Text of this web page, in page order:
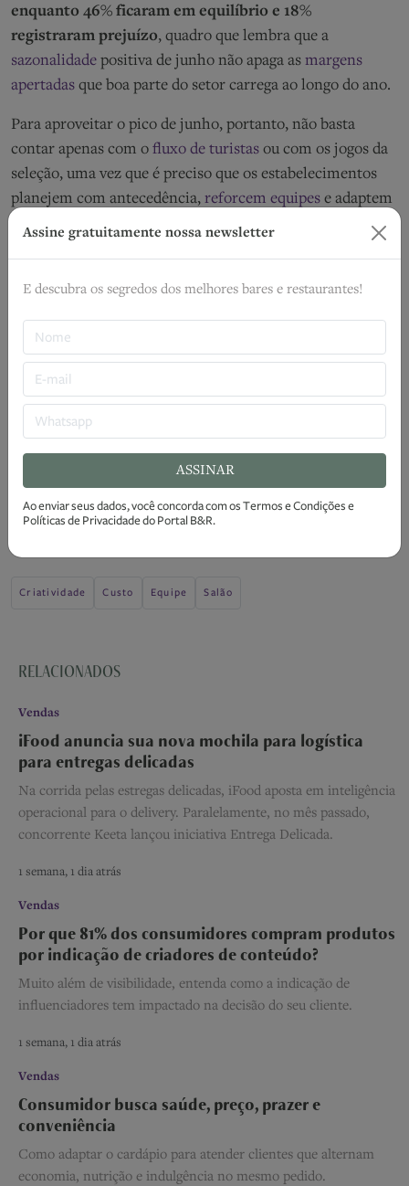
enquanto 46% ficaram em equilíbrio e 18%
registraram prejuízo, quadro que lembra que a
sazonalidade positiva de junho não apaga as margens
apertadas que boa parte do setor carrega ao longo do ano.
Para aproveitar o pico de junho, portanto, não basta
contar apenas com o fluxo de turistas ou com os jogos da
seleção, uma vez que é preciso que os estabelecimentos
planejem com antecedência, reforcem equipes e adaptem
a operação para que os dois eventos tendem a sair em
Brasil.As pessoas se deslocam para viver a
típica. Tudo isso gera oportunidades para bares
e restaurantes e movimenta a
cidades", conclui Camargo.
TAGS
Criatividade Custo Equipe Salão
RELACIONADOS
Vendas
iFood anuncia sua nova mochila para logística
para entregas delicadas
Na corrida pelas estregas delicadas, iFood aposta em inteligência
operacional para o delivery. Paralelamente, no mês passado,
concorrente Keeta lançou iniciativa Entrega Delicada.
1 semana, 1 dia atrás
Vendas
Por que 81% dos consumidores compram produtos
por indicação de criadores de conteúdo?
Muito além de visibilidade, entenda como a indicação de
influenciadores tem impactado na decisão do seu cliente.
1 semana, 1 dia atrás
Vendas
Consumidor busca saúde, preço, prazer e
conveniência
Como adaptar o cardápio para atender clientes que alternam
economia, nutrição e indulgência no mesmo pedido.
Assine gratuitamente nossa newsletter
E descubra os segredos dos melhores bares e restaurantes!
ASSINAR
Ao enviar seus dados, você concorda com osTermos e Condiçõese
Políticas de Privacidadedo Portal B&R.